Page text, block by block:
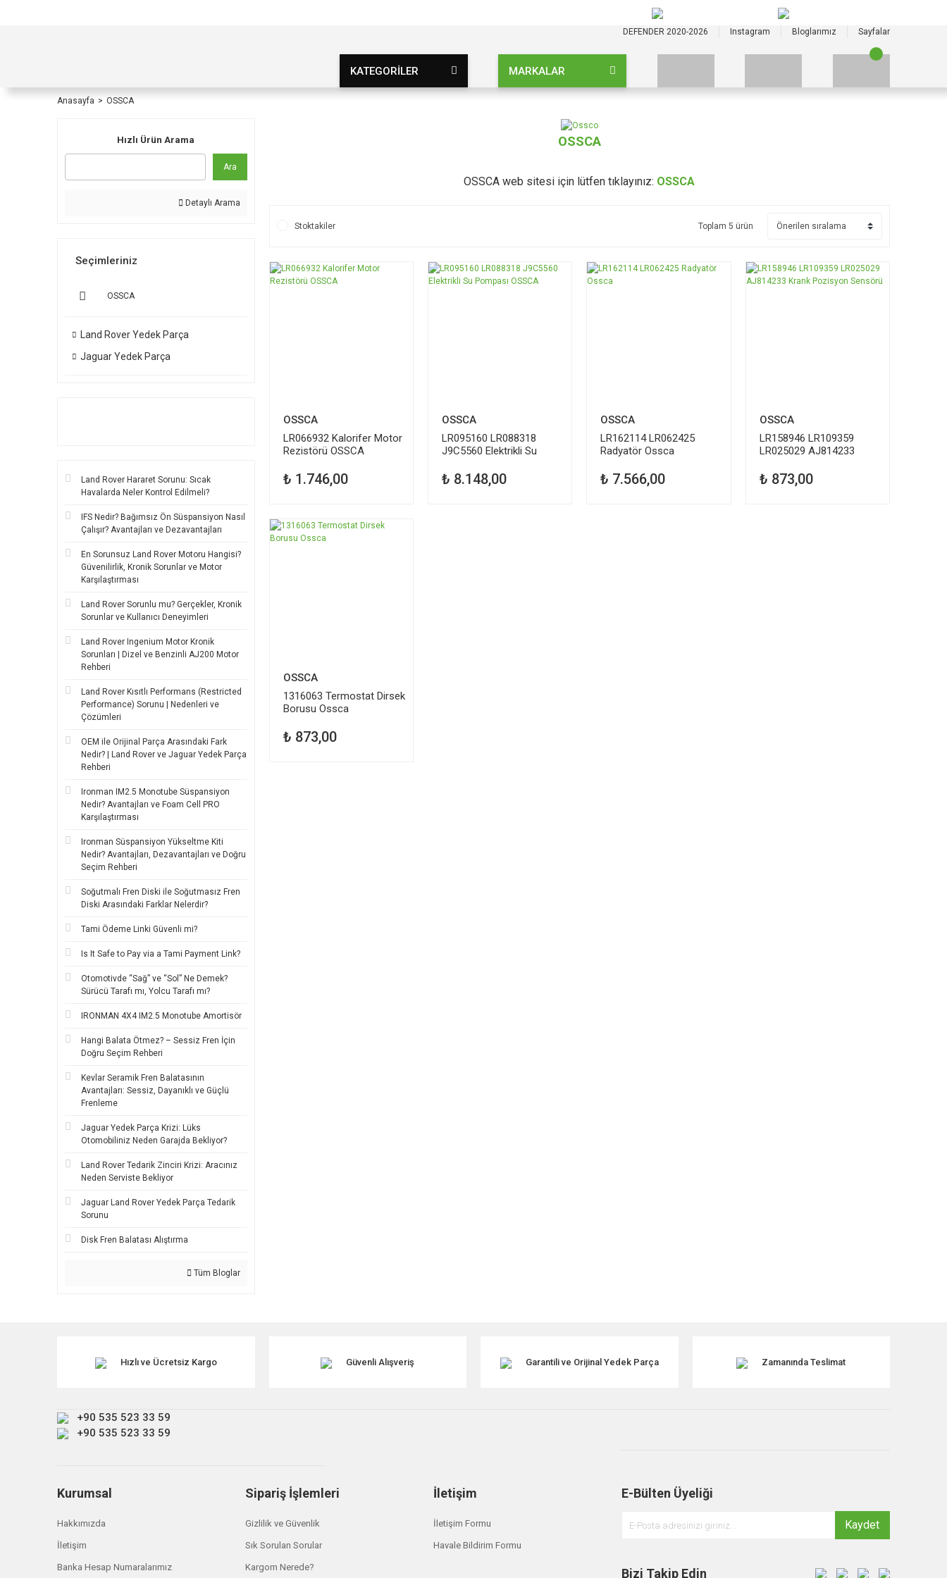
DEFENDER 2020-2026 Instagram Bloglarımız Sayfalar
KATEGORİLER MARKALAR
Anasayfa OSSCA
Hızlı Ürün Arama
Ara
Detaylı Arama
Seçimleriniz
OSSCA
Land Rover Yedek Parça
Jaguar Yedek Parça
Land Rover Hararet Sorunu: Sıcak
Havalarda Neler Kontrol Edilmeli?
IFS Nedir? Bağımsız Ön Süspansiyon Nasıl
Çalışır? Avantajları ve Dezavantajları
En Sorunsuz Land Rover Motoru Hangisi?
Güvenilirlik, Kronik Sorunlar ve Motor
Karşılaştırması
Land Rover Sorunlu mu? Gerçekler, Kronik
Sorunlar ve Kullanıcı Deneyimleri
Land Rover Ingenium Motor Kronik
Sorunları | Dizel ve Benzinli AJ200 Motor
Rehberi
Land Rover Kısıtlı Performans (Restricted
Performance) Sorunu | Nedenleri ve
Çözümleri
OEM ile Orijinal Parça Arasındaki Fark
Nedir? | Land Rover ve Jaguar Yedek Parça
Rehberi
Ironman IM2.5 Monotube Süspansiyon
Nedir? Avantajları ve Foam Cell PRO
Karşılaştırması
Ironman Süspansiyon Yükseltme Kiti
Nedir? Avantajları, Dezavantajları ve Doğru
Seçim Rehberi
Soğutmalı Fren Diski ile Soğutmasız Fren
Diski Arasındaki Farklar Nelerdir?
Tami Ödeme Linki Güvenli mi?
Is It Safe to Pay via a Tami Payment Link?
Otomotivde “Sağ” ve “Sol” Ne Demek?
Sürücü Tarafı mı, Yolcu Tarafı mı?
IRONMAN 4X4 IM2.5 Monotube Amortisör
Hangi Balata Ötmez? – Sessiz Fren İçin
Doğru Seçim Rehberi
Kevlar Seramik Fren Balatasının
Avantajları: Sessiz, Dayanıklı ve Güçlü
Frenleme
Jaguar Yedek Parça Krizi: Lüks
Otomobiliniz Neden Garajda Bekliyor?
Land Rover Tedarik Zinciri Krizi: Aracınız
Neden Serviste Bekliyor
Jaguar Land Rover Yedek Parça Tedarik
Sorunu
Disk Fren Balatası Alıştırma
Tüm Bloglar
OSSCA
OSSCA web sitesi için lütfen tıklayınız: OSSCA
Stoktakiler Toplam 5 ürün
OSSCA
LR066932 Kalorifer Motor
Rezistörü OSSCA
₺ 1.746,00
OSSCA
LR095160 LR088318
J9C5560 Elektrikli Su
₺ 8.148,00
OSSCA
LR162114 LR062425
Radyatör Ossca
₺ 7.566,00
OSSCA
LR158946 LR109359
LR025029 AJ814233
₺ 873,00
TÜKENDİ
OSSCA
1316063 Termostat Dirsek
Borusu Ossca
₺ 873,00
Hızlı ve Ücretsiz Kargo Güvenli Alışveriş Garantili ve Orijinal Yedek Parça Zamanında Teslimat
+90 535 523 33 59
+90 535 523 33 59
Kurumsal
Hakkımızda
İletişim
Banka Hesap Numaralarımız
Sipariş İşlemleri
Gizlilik ve Güvenlik
Sık Sorulan Sorular
Kargom Nerede?
İletişim
İletişim Formu
Havale Bildirim Formu
E-Bülten Üyeliği
Kaydet
Bizi Takip Edin